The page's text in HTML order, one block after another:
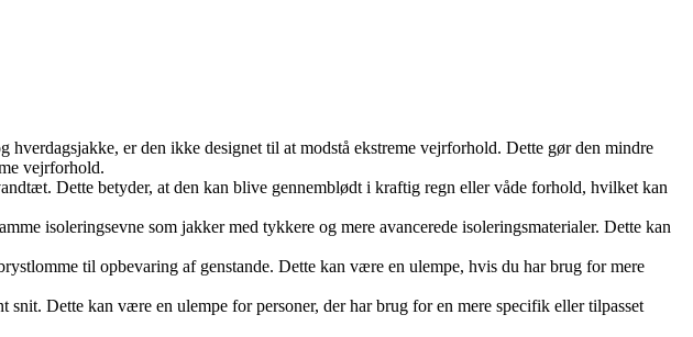
hverdagsjakke, er den ikke designet til at modstå ekstreme vejrforhold. Dette gør den mindre
vejrforhold.
Dette betyder, at den kan blive gennemblødt i kraftig regn eller våde forhold, hvilket kan
isoleringsevne som jakker med tykkere og mere avancerede isoleringsmaterialer. Dette kan
til opbevaring af genstande. Dette kan være en ulempe, hvis du har brug for mere
Dette kan være en ulempe for personer, der har brug for en mere specifik eller tilpasset